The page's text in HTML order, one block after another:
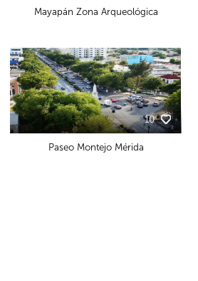
Mayapán Zona Arqueológica
10
Paseo Montejo Mérida